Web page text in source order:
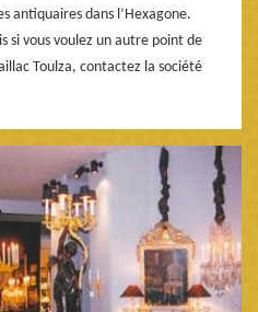
antiquaires dans l’Hexagone.
si vous voulez un autre point de
Toulza, contactez la société